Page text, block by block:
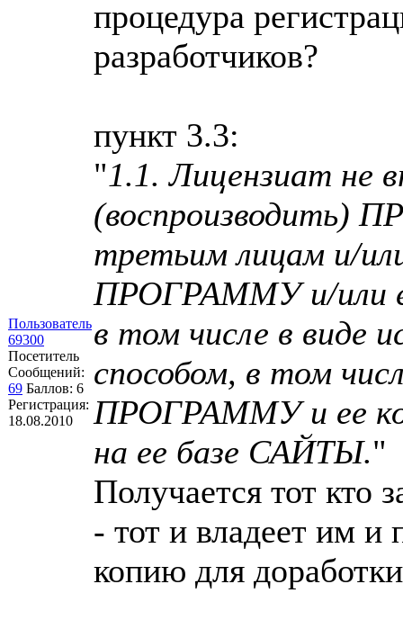
Пользователь
69300
Посетитель
Сообщений:
69 Баллов: 6
Регистрация:
18.08.2010
процедура
разработчиков?
пункт 3.3:
"1.1. Лицензиат не
(воспроизводить)
третьим лицам и/
ПРОГРАММУ и/или
в том числе в виде
способом, в том
ПРОГРАММУ и ее
на ее базе САЙТЫ."
Получается тот кто
- тот и владеет им и
копию для